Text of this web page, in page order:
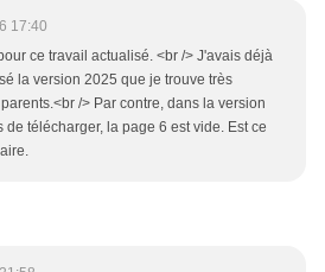
17:40
ce travail actualisé. <br /> J'avais déjà
la version 2025 que je trouve très
/> Par contre, dans la version
de télécharger, la page 6 est vide. Est ce